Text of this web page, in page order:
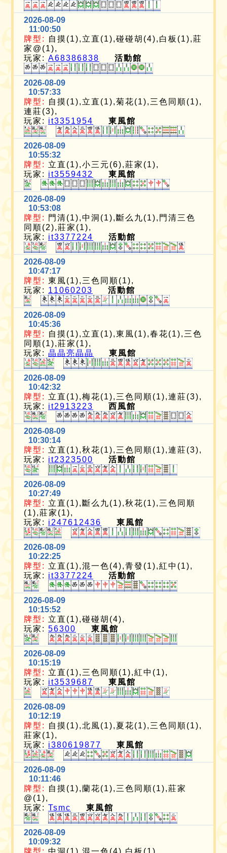
2026-08-09
11:00:50
牌型:
自摸(1),立直(1),碰碰胡(4),白板(1),莊
家@(1),
玩家:A68386838 活動館
2026-08-09
10:57:33
牌型:
自摸(1),立直(1),菊花(1),三色同順(1),
連莊(3),
玩家: it3351954 東風館
2026-08-09
10:55:32
牌型: 立直(1),小三元(6),莊家(1),
玩家: it3559432 東風館
2026-08-09
10:53:08
牌型:
門清(1),中洞(1),斷么九(1),門清三色
同順(2),莊家(1),
玩家: it3377224 活動館
2026-08-09
10:47:17
牌型: 東風(1),三色同順(1),
玩家: 11060203 活動館
2026-08-09
10:45:36
牌型:
自摸(1),立直(1),東風(1),春花(1),三色
同順(1),莊家(1),
玩家:晶晶亮晶晶 東風館
2026-08-09
10:42:32
牌型: 立直(1),梅花(1),三色同順(1),連莊(3),
玩家: it2913223 西風館
2026-08-09
10:30:14
牌型: 立直(1),秋花(1),三色同順(1),連莊(3),
玩家: it2323500 活動館
2026-08-09
10:27:49
牌型: 立直(1),斷么九(1),秋花(1),三色同順
(1),莊家(1),
玩家: i247612436 東風館
2026-08-09
10:22:25
牌型: 立直(1),混一色(4),青發(1),紅中(1),
玩家: it3377224 活動館
2026-08-09
10:15:52
牌型: 立直(1),碰碰胡(4),
玩家:56300 東風館
2026-08-09
10:15:19
牌型: 立直(1),三色同順(1),紅中(1),
玩家: it3539687 東風館
2026-08-09
10:12:19
牌型:
自摸(1),北風(1),夏花(1),三色同順(1),
莊家(1),
玩家: i380619877 東風館
2026-08-09
10:11:46
牌型:
自摸(1),蘭花(1),三色同順(1),莊家
@(1),
玩家:Tsmc 東風館
2026-08-09
10:09:32
牌型: 中洞(1),混一色(4),白板(1),